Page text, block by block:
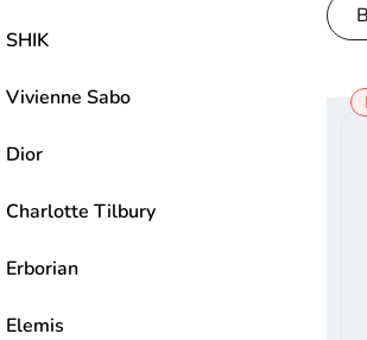
SHIK
Vivienne Sabo
Dior
Charlotte Tilbury
Erborian
Elemis